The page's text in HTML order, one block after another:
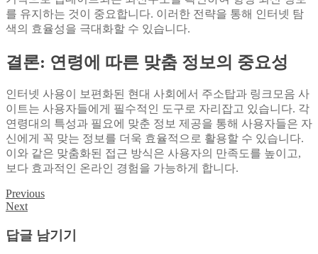
를 유지하는 것이 중요합니다. 이러한 전략을 통해 인터넷 탐
색의 효율성을 극대화할 수 있습니다.
결론: 연령에 따른 맞춤 정보의 중요성
인터넷 사용이 보편화된 현대 사회에서 주소탑과 링크모음 사
이트는 사용자들에게 필수적인 도구로 자리잡고 있습니다. 각
연령대의 특성과 필요에 맞춘 정보 제공을 통해 사용자들은 자
신에게 꼭 맞는 정보를 더욱 효율적으로 활용할 수 있습니다.
이와 같은 맞춤화된 접근 방식은 사용자의 만족도를 높이고,
보다 효과적인 온라인 경험을 가능하게 합니다.
글
색
Previous
Next
답글 남기기